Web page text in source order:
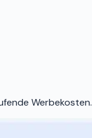
Werbekosten.